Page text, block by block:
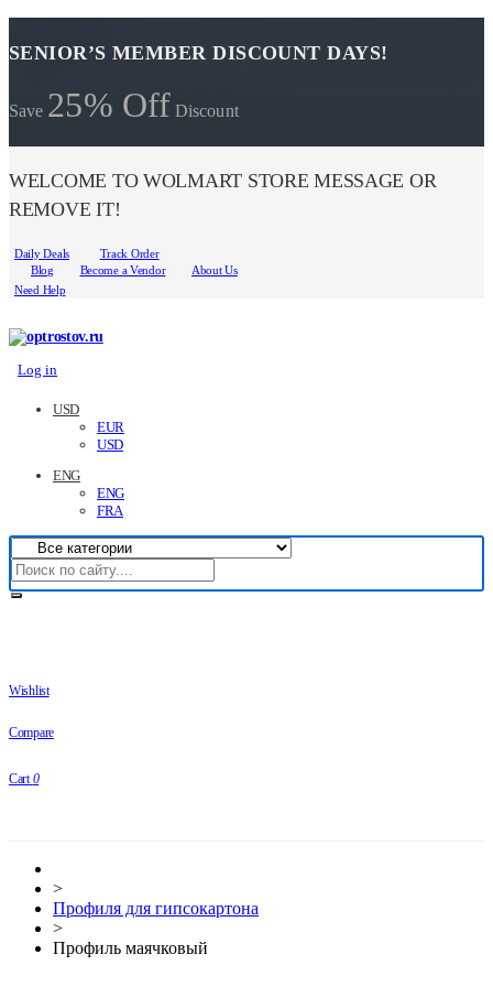
SENIOR’S MEMBER DISCOUNT DAYS!
Save 25% Off Discount
WELCOME TO WOLMART STORE MESSAGE OR
REMOVE IT!
Daily Deals
Track Order
Blog
Become a Vendor
About Us
Need Help
Log in
USD
EUR
USD
ENG
ENG
FRA
Wishlist
Compare
Cart 0
>
Профиля для гипсокартона
>
Профиль маячковый